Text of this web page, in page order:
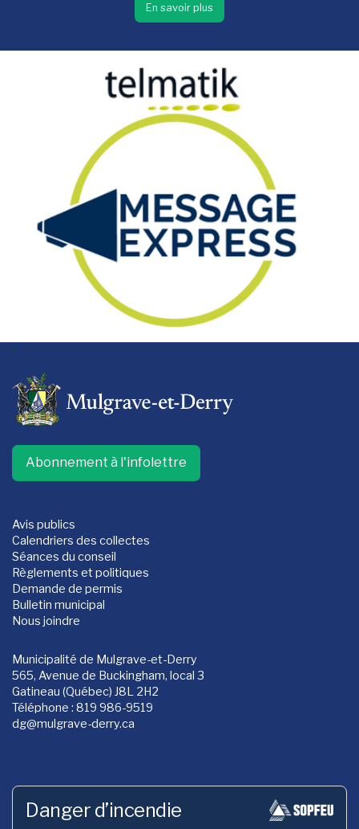
En savoir plus
-
Abonnement à l'infolettre
Avis publics
Calendriers des collectes
Séances du conseil
Règlements et politiques
Demande de permis
Bulletin municipal
Nous joindre
Municipalité de Mulgrave-et-Derry
565, Avenue de Buckingham, local 3
Gatineau (Québec) J8L 2H2
Téléphone : 819 986-9519
dg@mulgrave-derry.ca
Danger d’incendie